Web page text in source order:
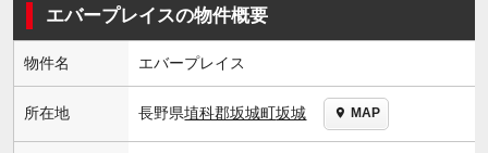
エバープレイスの物件概要
物件名 エバープレイス
所在地 長野県埴科郡坂城町坂城 MAP